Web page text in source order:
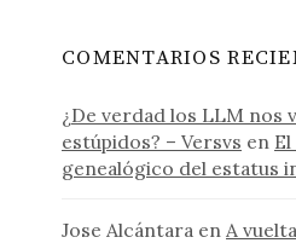
COMENTARIOS
¿De verdad los LLM nos
estúpidos? – Versvs en
genealógico del estatus
Jose Alcántara en A